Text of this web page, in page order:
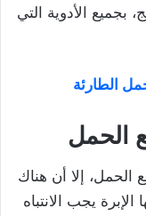
بجميع الأدوية التي
الطارئة
الحمل
الحمل، إلا أن هناك
يجب الانتباه